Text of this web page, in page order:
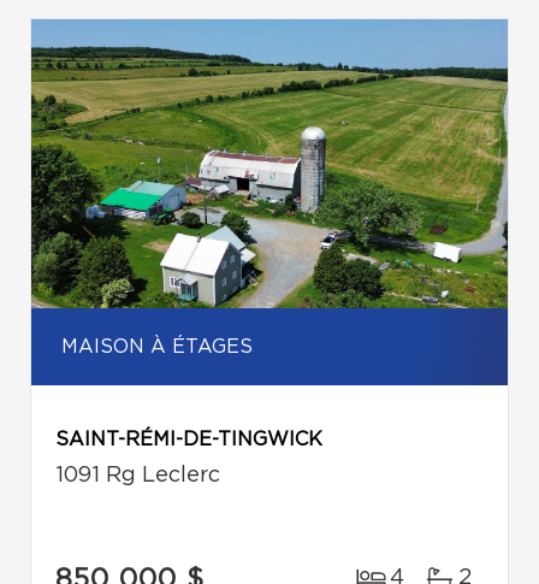
MAISON À ÉTAGES
SAINT-RÉMI-DE-TINGWICK
1091 Rg Leclerc
4 2